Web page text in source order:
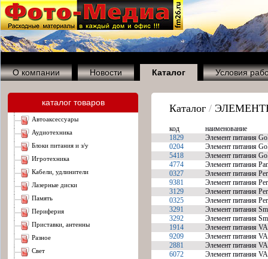
О компании Новости Каталог Условия
каталог товаров
автоаксессуары
аудиотехника
блоки питания и з/у
игротехника
кабели, удлинители
лазерные диски
память
периферия
приставки, антенны
разное
свет
Каталог /
код
наименование
1829
Элемент питания
0204
Элемент питания
5418
Элемент питания
4774
Элемент питания
0327
Элемент питания
9381
Элемент питания
3129
Элемент питания
0325
Элемент питания
3291
Элемент питания
3292
Элемент питания
1914
Элемент питания
9209
Элемент питания
2881
Элемент питания
6072
Элемент питания